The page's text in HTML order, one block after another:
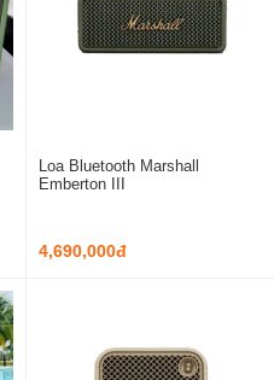
Loa Bluetooth Marshall
Emberton III
4,690,000đ